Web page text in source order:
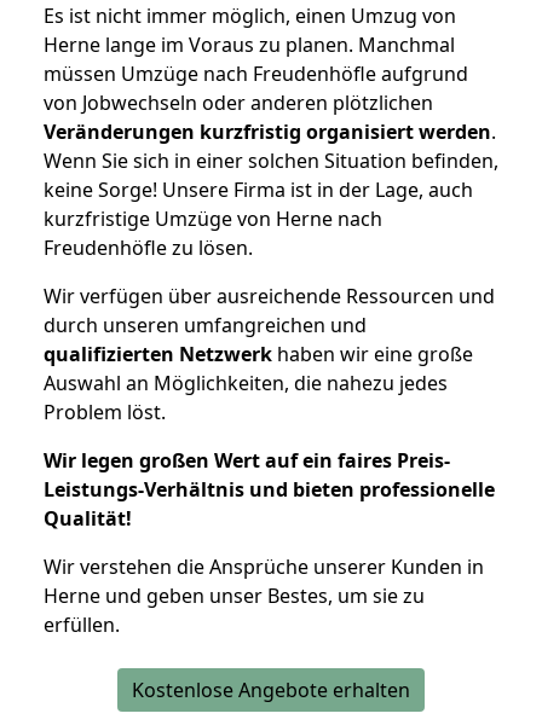
Es ist nicht immer möglich, einen Umzug von
Herne lange im Voraus zu planen. Manchmal
müssen Umzüge nach Freudenhöfle aufgrund
von Jobwechseln oder anderen plötzlichen
Veränderungen kurzfristig organisiert werden.
Wenn Sie sich in einer solchen Situation befinden,
keine Sorge! Unsere Firma ist in der Lage, auch
kurzfristige Umzüge von Herne nach
Freudenhöfle zu lösen.
Wir verfügen über ausreichende Ressourcen und
durch unseren umfangreichen und
qualifizierten Netzwerk haben wir eine große
Auswahl an Möglichkeiten, die nahezu jedes
Problem löst.
Wir legen großen Wert auf ein faires Preis-
Leistungs-Verhältnis und bieten professionelle
Qualität!
Wir verstehen die Ansprüche unserer Kunden in
Herne und geben unser Bestes, um sie zu
erfüllen.
Kostenlose Angebote erhalten